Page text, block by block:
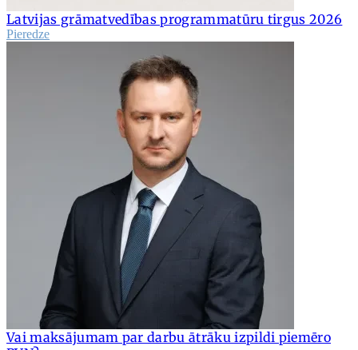
Latvijas grāmatvedības programmatūru tirgus 2026
Pieredze
Vai maksājumam par darbu ātrāku izpildi piemēro